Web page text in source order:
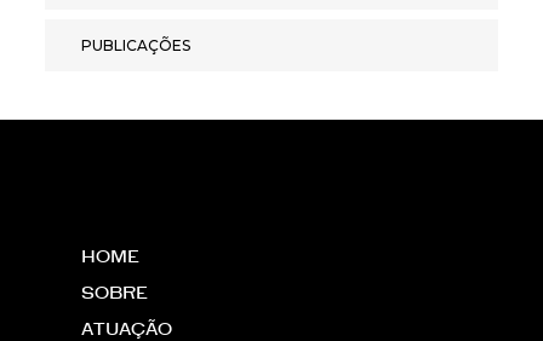
PUBLICAÇÕES
HOME
SOBRE
ATUAÇÃO